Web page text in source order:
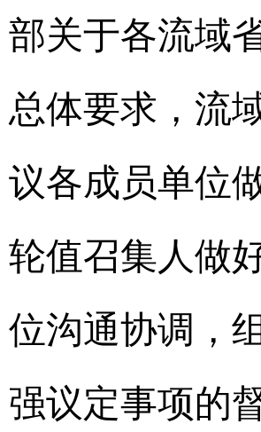
部关于各流域
总体要求，流
议各成员单位
轮值召集人做
位沟通协调，
强议定事项的